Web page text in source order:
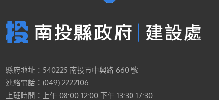
縣府地址：540225 南投市中興路 660 號
連絡電話：(049) 2222106
上班時間：上午 08:00-12:00 下午 13:30-17:30